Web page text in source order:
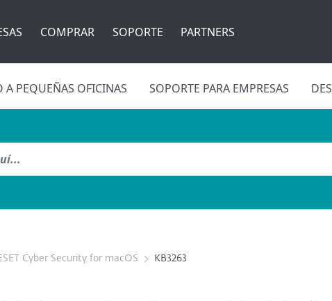
COMPRAR SOPORTE PARTNERS
A PEQUEÑAS OFICINAS SOPORTE PARA EMPRESAS
Cyber Security for macOS KB3263